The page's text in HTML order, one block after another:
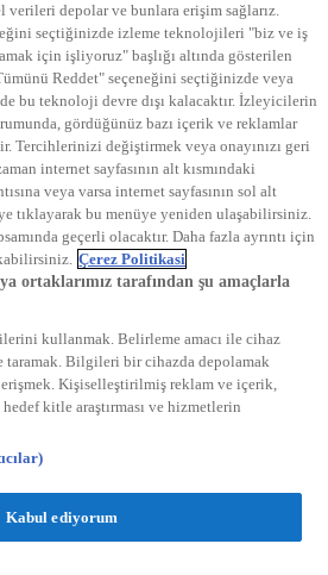
verileri depolar ve bunlara erişim sağlarız.
seçtiğinizde izleme teknolojileri "biz ve iş
için işliyoruz" başlığı altında gösterilen
Reddet" seçeneğini seçtiğinizde veya
bu teknoloji devre dışı kalacaktır. İzleyicilerin
gördüğünüz bazı içerik ve reklamlar
Tercihlerinizi değiştirmek veya onayınızı geri
internet sayfasının alt kısmındaki
veya varsa internet sayfasının sol alt
tıklayarak bu menüye yeniden ulaşabilirsiniz.
geçerli olacaktır. Daha fazla ayrıntı için
Çerez Politikasi
ortaklarımız tarafından şu amaçlarla
kullanmak. Belirleme amacı ile cihaz
Bilgileri bir cihazda depolamak
Kişiselleştirilmiş reklam ve içerik,
kitle araştırması ve hizmetlerin
Kabul ediyorum